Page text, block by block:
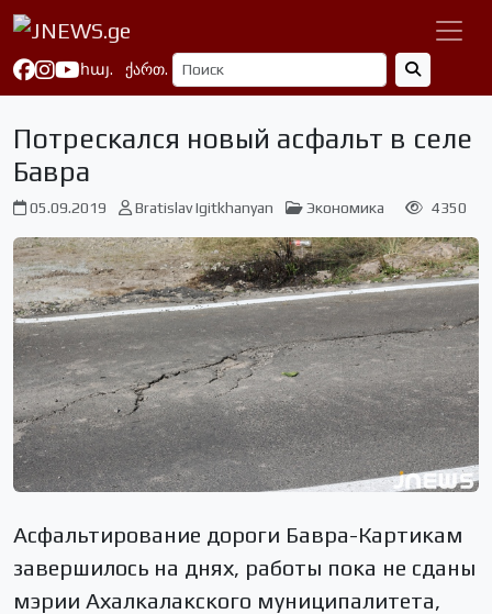
հայ. ქართ.
Потрескался новый асфальт в селе
Бавра
05.09.2019 Bratislav Igitkhanyan Экономика 4350
Асфальтирование дороги Бавра-Картикам
завершилось на днях, работы пока не сданы
мэрии Ахалкалакского муниципалитета,